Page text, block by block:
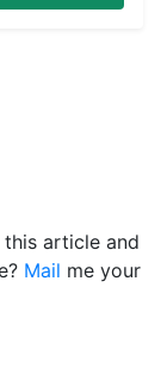
article and
Mail me your